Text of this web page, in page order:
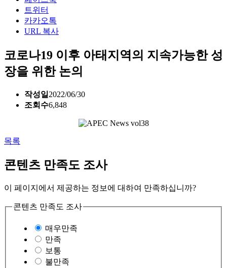
트위터
카카오톡
URL 복사
코로나19 이후 아태지역의 지속가능한 성
장을 위한 논의
작성일 2022/06/30
조회수6,848
목록
콘텐츠 만족도 조사
이 페이지에서 제공하는 정보에 대하여 만족하십니까?
콘텐츠 만족도 조사
매우만족
만족
보통
불만족